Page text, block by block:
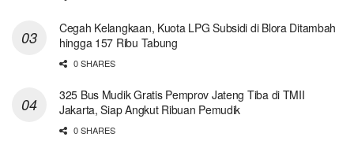
Cegah Kelangkaan, Kuota LPG Subsidi di Blora Ditambah
hingga 157 Ribu Tabung
0 SHARES
325 Bus Mudik Gratis Pemprov Jateng Tiba di TMII
Jakarta, Siap Angkut Ribuan Pemudik
0 SHARES